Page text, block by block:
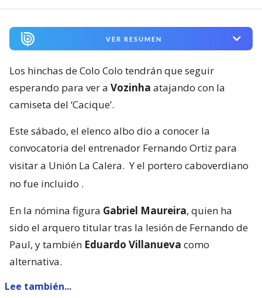
VER RESUMEN
Los hinchas de Colo Colo tendrán que seguir
esperando para ver a Vozinha atajando con la
camiseta del ‘Cacique’.
Este sábado, el elenco albo dio a conocer la
convocatoria del entrenador Fernando Ortiz para
visitar a Unión La Calera. Y el portero caboverdiano
no fue incluido .
En la nómina figura Gabriel Maureira, quien ha
sido el arquero titular tras la lesión de Fernando de
Paul, y también Eduardo Villanueva como
alternativa.
Lee también...